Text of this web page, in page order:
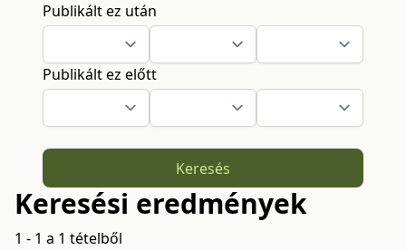
Publikált ez után
Publikált ez előtt
Keresés
Keresési eredmények
1 - 1 a 1 tételből